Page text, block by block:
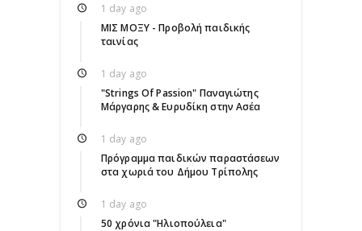
1 day ago
ΜΙΣ ΜΟΞΥ - Προβολή παιδικής
ταινίας
1 day ago
"Strings Of Passion" Παναγιώτης
Μάργαρης & Ευρυδίκη στην Ασέα
1 day ago
Πρόγραμμα παιδικών παραστάσεων
στα χωριά του Δήμου Τρίπολης
1 day ago
50 χρόνια "Ηλιοπούλεια"